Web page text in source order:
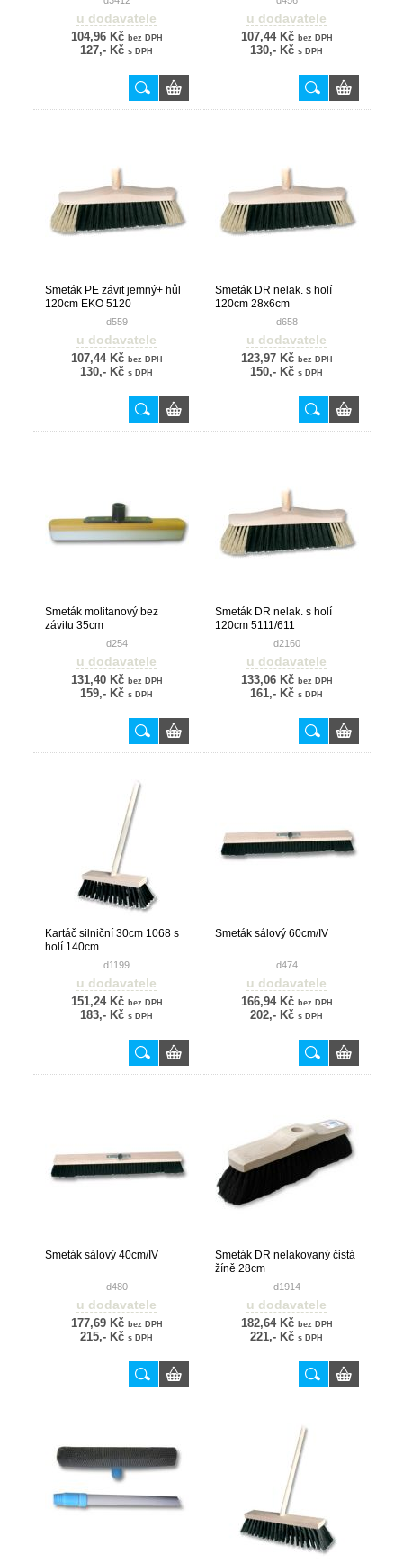
u dodavatele
104,96 Kč bez DPH
127,- Kč s DPH
u dodavatele
107,44 Kč bez DPH
130,- Kč s DPH
Smeták PE závit jemný+ hůl
120cm EKO 5120
d559
u dodavatele
107,44 Kč bez DPH
130,- Kč s DPH
Smeták DR nelak. s holí
120cm 28x6cm
d658
u dodavatele
123,97 Kč bez DPH
150,- Kč s DPH
Smeták molitanový bez
závitu 35cm
d254
u dodavatele
131,40 Kč bez DPH
159,- Kč s DPH
Smeták DR nelak. s holí
120cm 5111/611
d2160
u dodavatele
133,06 Kč bez DPH
161,- Kč s DPH
Kartáč silniční 30cm 1068 s
holí 140cm
d1199
u dodavatele
151,24 Kč bez DPH
183,- Kč s DPH
Smeták sálový 60cm/IV
d474
u dodavatele
166,94 Kč bez DPH
202,- Kč s DPH
Smeták sálový 40cm/IV
d480
u dodavatele
177,69 Kč bez DPH
215,- Kč s DPH
Smeták DR nelakovaný čistá
žíně 28cm
d1914
u dodavatele
182,64 Kč bez DPH
221,- Kč s DPH